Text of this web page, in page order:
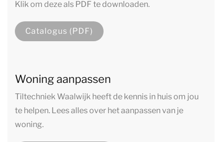
Klik om deze als PDF te downloaden.
Catalogus (PDF)
Woning aanpassen
Tiltechniek Waalwijk heeft de kennis in huis om jou
te helpen. Lees alles over het aanpassen van je
woning.